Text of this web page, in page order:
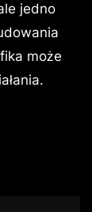
jedno
może